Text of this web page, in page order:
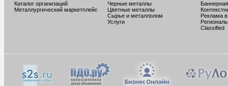
Каталог организаций
Металлургический маркетплейс
Черные металлы
Цветные металлы
Сырье и металлолом
Услуги
Реклама
Classified